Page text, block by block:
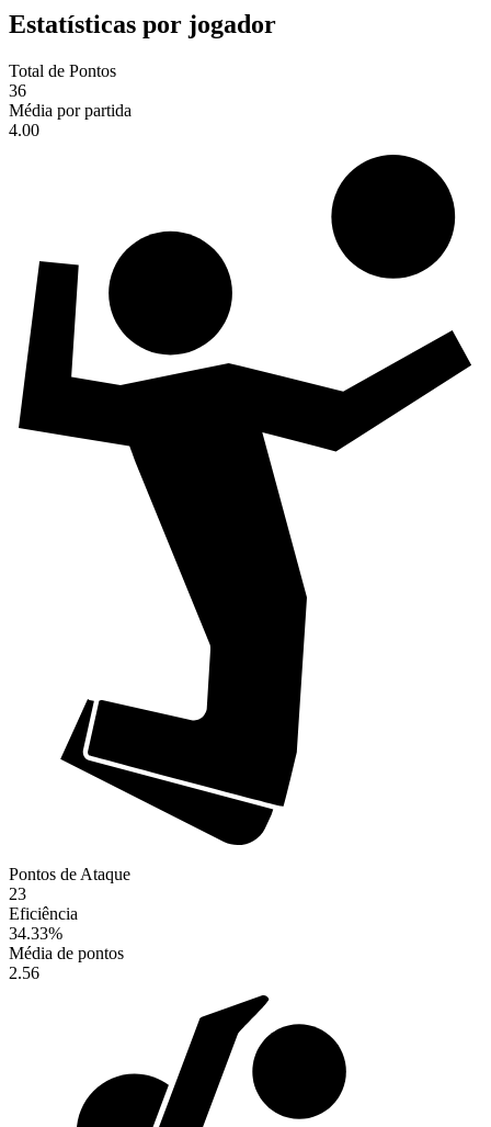
Estatísticas por jogador
Total de Pontos
36
Média por partida
4.00
Pontos de Ataque
23
Eficiência
34.33%
Média de pontos
2.56